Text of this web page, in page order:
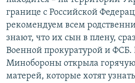
границе с Российской
рекомендуем всем
знают, что их сын в плену,
Военной прокуратурой и ФСБ.
Минобороны открыла
матерей, которые хотят